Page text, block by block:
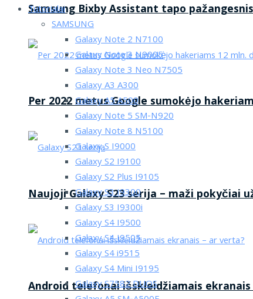
Samsung Bixby Assistant tapo
Per 2022 metus Google sumokėjo
Naujoji Galaxy S23 serija – maži pokyčiai
Android telefonai išskleidžiamais
Tutorialai
SAMSUNG
Galaxy Note 2 N7100
Galaxy Note 3 N9005
Galaxy Note 3 Neo N7505
Galaxy A3 A300
Galaxy A5 A500
Galaxy Note 5 SM-N920
Galaxy Note 8 N5100
Galaxy S I9000
Galaxy S2 I9100
Galaxy S2 Plus I9105
Galaxy S3 I9300
Galaxy S3 I9300i
Galaxy S4 I9500
Galaxy S4 I9505
Galaxy S4 i9515
Galaxy S4 Mini I9195
Galaxy S7582 DUOS